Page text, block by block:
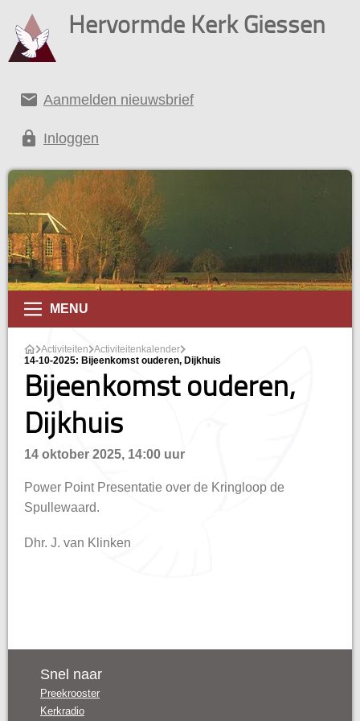
Hervormde Kerk Giessen
email Aanmelden nieuwsbrief
lock Inloggen
MENU
Activiteiten Activiteitenkalender
14-10-2025: Bijeenkomst ouderen, Dijkhuis
Bijeenkomst ouderen,
Dijkhuis
14 oktober 2025, 14:00 uur
Power Point Presentatie over de Kringloop de
Spullewaard.
Dhr. J. van Klinken
Snel naar
Preekrooster
Kerkradio